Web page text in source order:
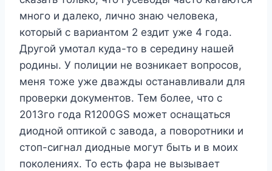
много и далеко, лично знаю человека,
который с вариантом 2 ездит уже 4 года.
Другой умотал куда-то в середину нашей
родины. У полиции не возникает вопросов,
меня тоже уже дважды останавливали для
проверки документов. Тем более, что с
2013го года R1200GS может оснащаться
диодной оптикой с завода, а поворотники и
стоп-сигнал диодные могут быть и в моих
поколениях. То есть фара не вызывает